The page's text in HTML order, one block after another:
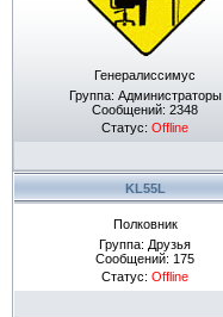
Генералиссимус
Группа: Администраторы
Сообщений: 2348
Статус: Offline
KL55L
Полковник
Группа: Друзья
Сообщений: 175
Статус: Offline